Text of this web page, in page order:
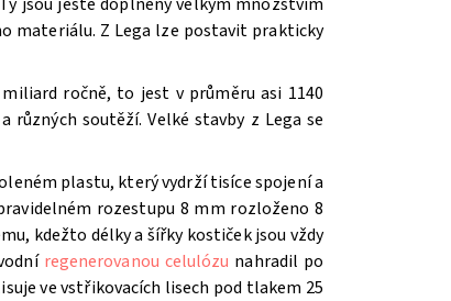
materiálu. Z Lega lze postavit prakticky
ročně, to jest v průměru asi 1140
různých soutěží. Velké stavby z Lega se
plastu, který vydrží tisíce spojení a
rozestupu 8 mm rozloženo 8
kdežto délky a šířky kostiček jsou vždy
regenerovanou celulózu nahradil po
ve vstřikovacích lisech pod tlakem 25